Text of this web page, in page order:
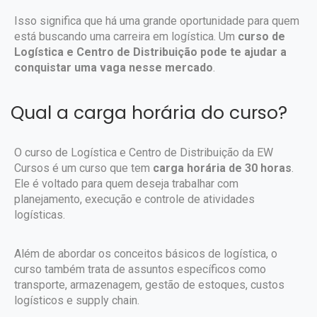
Isso significa que há uma grande oportunidade para quem
está buscando uma carreira em logística. Um curso de
Logística e Centro de Distribuição pode te ajudar a
conquistar uma vaga nesse mercado.
Qual a carga horária do curso?
O curso de Logística e Centro de Distribuição da EW
Cursos é um curso que tem carga horária de 30 horas.
Ele é voltado para quem deseja trabalhar com
planejamento, execução e controle de atividades
logísticas.
Além de abordar os conceitos básicos de logística, o
curso também trata de assuntos específicos como
transporte, armazenagem, gestão de estoques, custos
logísticos e supply chain.